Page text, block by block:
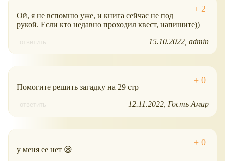
Ой, я не вспомню уже, и книга сейчас не под
рукой. Если кто недавно проходил квест, напишите))
ответить 15.10.2022 admin
Помогите решить загадку на 29 стр
ответить 12.11.2022 Гость Амир
у меня ее нет 😪